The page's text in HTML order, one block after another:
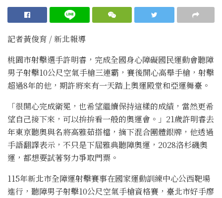
記者黃俊育 / 新北報導
桃園市射擊選手許明睿，完成全國身心障礙國民運動會聽障
男子射擊10公尺空氣手槍三連霸，賽後開心高舉手槍，射擊
超過8年的他，期許將來有一天踏上奧運殿堂和亞運舞臺。
「很開心完成衛冕，也希望繼續保持這樣的成績，當然更希
望自己接下來，可以拚拚看一般的奧運會。」21歲許明睿去
年東京聽奧與名將高雅茹搭檔，摘下混合團體銀牌，他透過
手語翻譯表示，不只是下屆雅典聽障奧運，2028洛杉磯奧
運，都想要試著努力爭取門票。
115年新北市全障運射擊賽事在國家運動訓練中心公西靶場
進行，聽障男子射擊10公尺空氣手槍資格賽，臺北市好手廖